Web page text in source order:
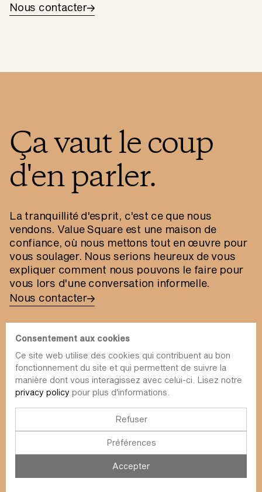
Nous contacter
Ça vaut le coup
d'en parler.
La tranquillité d'esprit, c'est ce que nous
vendons. Value Square est une maison de
confiance, où nous mettons tout en œuvre pour
vous soulager. Nous serions heureux de vous
expliquer comment nous pouvons le faire pour
vous lors d'une conversation informelle.
Nous contacter
info@value-square.be
+32 9 241 57 57
RDT
À propos de nous
Contact
Simulateur
Infolettre
FAQ
Consentement aux cookies
Ce site web utilise des cookies qui contribuent au bon
fonctionnement du site et qui permettent de suivre la
manière dont vous interagissez avec celui-ci. Lisez notre
privacy policy pour plus d'informations.
Refuser
Préférences
Accepter